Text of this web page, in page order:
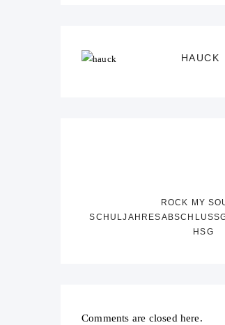
HAUCK
ROCK MY
HSG
Comments are closed here.